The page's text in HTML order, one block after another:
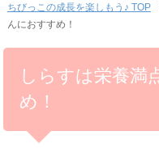
ちびっこの成長を楽しもう♪ TOP
んにおすすめ！
しらすは栄養満
め！